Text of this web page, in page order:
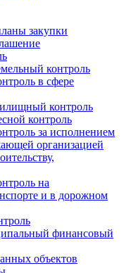
закупки
контроль
в сфере
контроль
контроль
за исполнением
организацией
на
и в дорожном
финансовый
объектов